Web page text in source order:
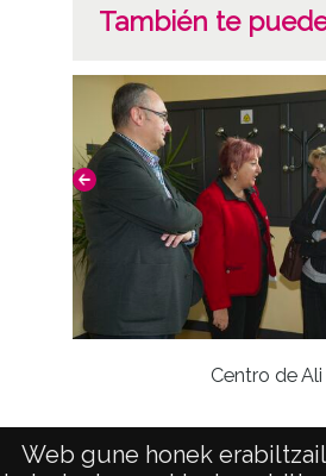
Web gune honek
También te
Centro de Ali